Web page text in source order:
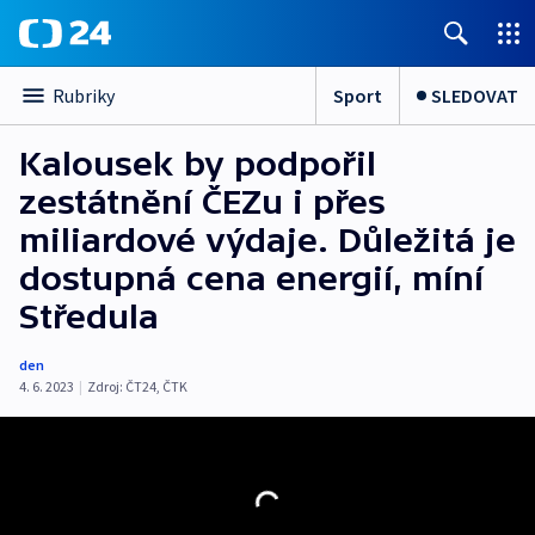
Rubriky Sport SLEDOVAT
Kalousek by podpořil
zestátnění ČEZu i přes
miliardové výdaje. Důležitá je
dostupná cena energií, míní
Středula
den
4. 6. 2023 | Zdroj: ČT24, ČTK